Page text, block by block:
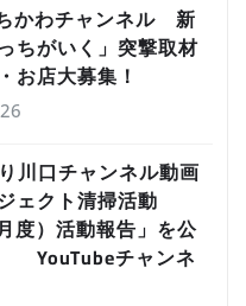
かわチャンネル 新
ちがいく」突撃取材
お店大募集！
川口チャンネル動画
ェクト清掃活動
度）活動報告」を公
YouTubeチャンネ